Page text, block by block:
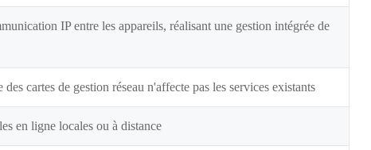
IP entre les appareils, réalisant une gestion intégrée de
cartes de gestion réseau n'affecte pas les services existants
en ligne locales ou à distance